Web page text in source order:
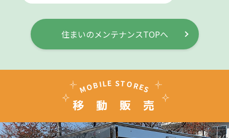
住まいのメンテナンスTOPへ
MOBILE STORES
移動販売